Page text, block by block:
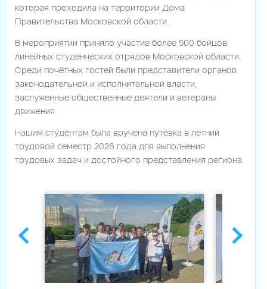
которая проходила на территории Дома
Правительства Московской области.
В мероприятии приняло участие более 500 бойцов
линейных студенческих отрядов Московской области.
Среди почётных гостей были представители органов
законодательной и исполнительной власти,
заслуженные общественные деятели и ветераны
движения.
Нашим студентам была вручена путёвка в летний
трудовой семестр 2026 года для выполнения
трудовых задач и достойного представления региона.